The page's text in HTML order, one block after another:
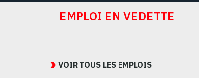
EMPLOI EN VEDETTE
JobsVOIR TOUS LES EMPLOIS